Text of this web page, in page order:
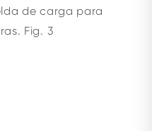
de carga para
Fig. 3